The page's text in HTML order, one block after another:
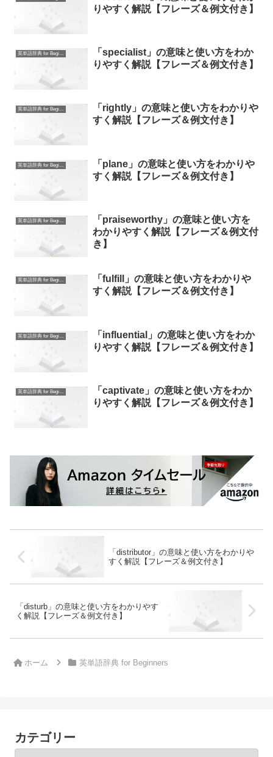
りやすく解説【フレーズ＆例文付き】
英単語辞典 for Beginners
「specialist」の意味と使い方をわか
りやすく解説【フレーズ＆例文付き】
英単語辞典 for Beginners
「rightly」の意味と使い方をわかりや
すく解説【フレーズ＆例文付き】
英単語辞典 for Beginners
「plane」の意味と使い方をわかりや
すく解説【フレーズ＆例文付き】
英単語辞典 for Beginners
「praiseworthy」の意味と使い方を
わかりやすく解説【フレーズ＆例文付
き】
英単語辞典 for Beginners
「fulfill」の意味と使い方をわかりや
すく解説【フレーズ＆例文付き】
英単語辞典 for Beginners
「influential」の意味と使い方をわか
りやすく解説【フレーズ＆例文付き】
英単語辞典 for Beginners
「captivate」の意味と使い方をわか
りやすく解説【フレーズ＆例文付き】
「distributor」の意味と使い方をわかりや
すく解説【フレーズ＆例文付き】
「disturb」の意味と使い方をわかりやす
く解説【フレーズ＆例文付き】
ホーム 英単語辞典 for Beginners
カテゴリー